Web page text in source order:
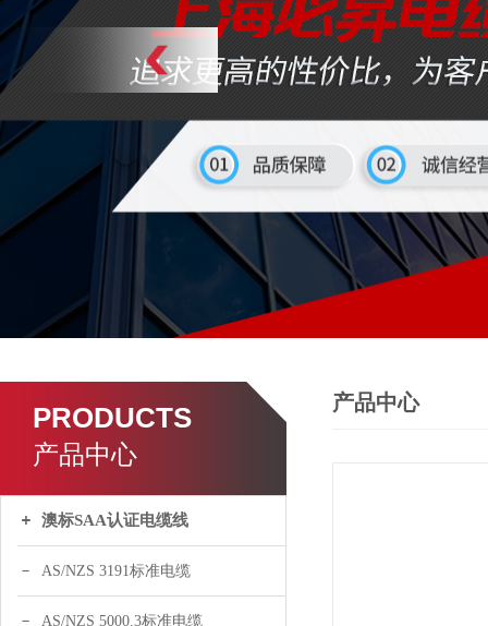
PRODUCTS
产品中心
澳标SAA认证电缆线
AS/NZS 3191标准电缆
AS/NZS 5000.3标准电缆
产品中心